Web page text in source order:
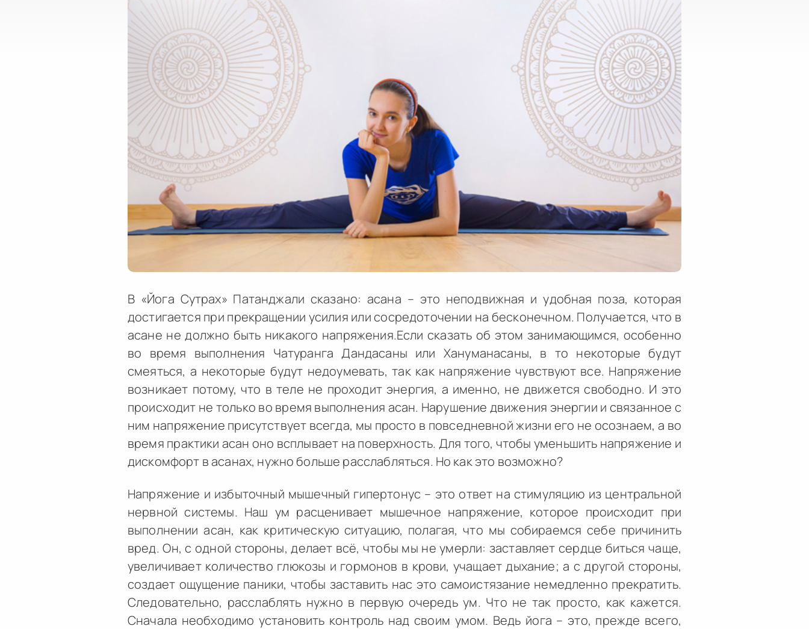
В «Йога Сутрах» Патанджали сказано: асана – это неподвижная и удобная поза, которая
достигается при прекращении усилия или сосредоточении на бесконечном. Получается, что в
асане не должно быть никакого напряжения.Если сказать об этом занимающимся, особенно
во время выполнения Чатуранга Дандасаны или Хануманасаны, в то некоторые будут
смеяться, а некоторые будут недоумевать, так как напряжение чувствуют все. Напряжение
возникает потому, что в теле не проходит энергия, а именно, не движется свободно. И это
происходит не только во время выполнения асан. Нарушение движения энергии и связанное с
ним напряжение присутствует всегда, мы просто в повседневной жизни его не осознаем, а во
время практики асан оно всплывает на поверхность. Для того, чтобы уменьшить напряжение и
дискомфорт в асанах, нужно больше расслабляться. Но как это возможно?
Напряжение и избыточный мышечный гипертонус – это ответ на стимуляцию из центральной
нервной системы. Наш ум расценивает мышечное напряжение, которое происходит при
выполнении асан, как критическую ситуацию, полагая, что мы собираемся себе причинить
вред. Он, с одной стороны, делает всё, чтобы мы не умерли: заставляет сердце биться чаще,
увеличивает количество глюкозы и гормонов в крови, учащает дыхание; а с другой стороны,
создает ощущение паники, чтобы заставить нас это самоистязание немедленно прекратить.
Следовательно, расслаблять нужно в первую очередь ум. Что не так просто, как кажется.
Сначала необходимо установить контроль над своим умом. Ведь йога – это, прежде всего,